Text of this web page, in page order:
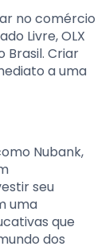
no comércio
Livre, OLX
Brasil. Criar
a uma
Nubank,
seu
uma
que
dos